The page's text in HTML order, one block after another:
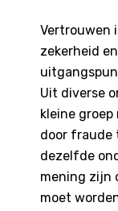
Vertrouwen
zekerheid
Uit diverse
kleine
door fraude
dezelfde
mening zijn
moet